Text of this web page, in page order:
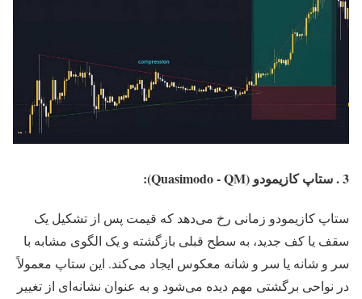
3 . ستاپ کازیمودو (Quasimodo - QM):
ستاپ کازیمودو زمانی رخ می‌دهد که قیمت پس از تشکیل یک
سقف یا کف جدید، به سطح قبلی بازگشته و یک الگوی مشابه با
سر و شانه یا سر و شانه معکوس ایجاد می‌کند. این ستاپ معمولاً
در نواحی برگشتی مهم دیده می‌شود و به عنوان نشانه‌ای از تغییر